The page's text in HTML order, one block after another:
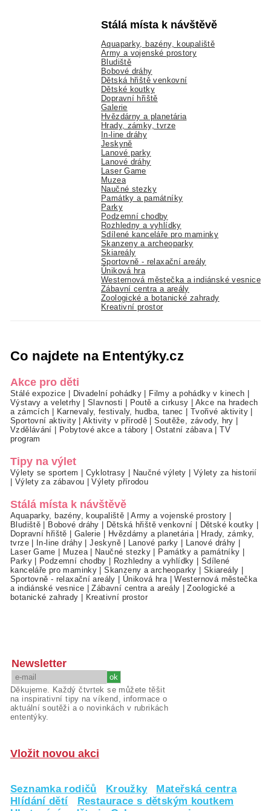
Stálá místa k návštěvě
Aquaparky, bazény, koupaliště
Army a vojenské prostory
Bludiště
Bobové dráhy
Dětská hřiště venkovní
Dětské koutky
Dopravní hřiště
Galerie
Hvězdárny a planetária
Hrady, zámky, tvrze
In-line dráhy
Jeskyně
Lanové parky
Lanové dráhy
Laser Game
Muzea
Naučné stezky
Památky a památníky
Parky
Podzemní chodby
Rozhledny a vyhlídky
Sdílené kanceláře pro maminky
Skanzeny a archeoparky
Skiareály
Sportovně - relaxační areály
Úniková hra
Westernová městečka a indiánské vesnice
Zábavní centra a areály
Zoologické a botanické zahrady
Kreativní prostor
Co najdete na Ententýky.cz
Akce pro děti
Stálé expozice | Divadelní pohádky | Filmy a pohádky v kinech |
Výstavy a veletrhy|Slavnosti | Poutě a cirkusy | Akce na hradech
a zámcích | Karnevaly, festivaly, hudba, tanec | Tvořivé aktivity |
Sportovní aktivity|Aktivity v přírodě |Soutěže, závody, hry |
Vzdělávání | Pobytové akce a tábory | Ostatní zábava |TV
program
Tipy na výlet
Výlety se sportem | Cyklotrasy | Naučné výlety | Výlety za historií
| Výlety za zábavou |Výlety přírodou
Stálá místa k návštěvě
Aquaparky, bazény, koupaliště |Army a vojenské prostory |
Bludiště | Bobové dráhy | Dětská hřiště venkovní | Dětské koutky |
Dopravní hřiště | Galerie | Hvězdárny a planetária | Hrady, zámky,
tvrze| In-line dráhy |Jeskyně| Lanové parky | Lanové dráhy |
Laser Game | Muzea| Naučné stezky | Památky a památníky |
Parky| Podzemní chodby | Rozhledny a vyhlídky | Sdílené
kanceláře pro maminky |Skanzeny a archeoparky | Skiareály |
Sportovně - relaxační areály | Úniková hra |Westernová městečka
a indiánské vesnice |Zábavní centra a areály |Zoologické a
botanické zahrady | Kreativní prostor
Newsletter
Děkujeme. Každý čtvrtek se můžete těšit
na inspirativní tipy na víkend, informace o
aktuální soutěži a o novinkách v rubrikách
ententýky.
Vložit novou akci
Seznamka rodičů Kroužky
Mateřská centra
Hlídání dětí
Restaurace s dětským koutkem